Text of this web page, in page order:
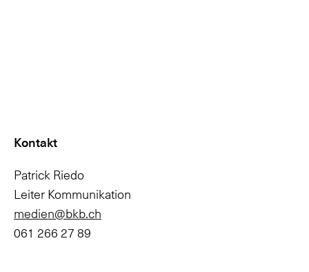
Kontakt
Patrick Riedo
Leiter Kommunikation
medien@bkb.ch
061 266 27 89